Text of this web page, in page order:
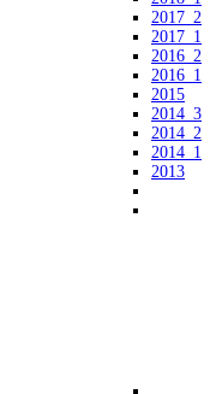
2017_2
2017_1
2016_2
2016_1
2015
2014_3
2014_2
2014_1
2013